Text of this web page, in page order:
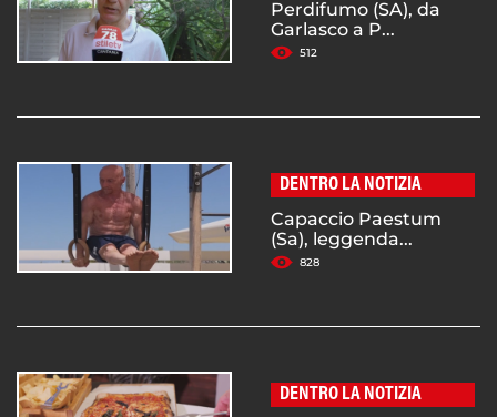
Perdifumo (SA), da
Garlasco a P...
512
DENTRO LA NOTIZIA
Capaccio Paestum
(Sa), leggenda...
828
DENTRO LA NOTIZIA